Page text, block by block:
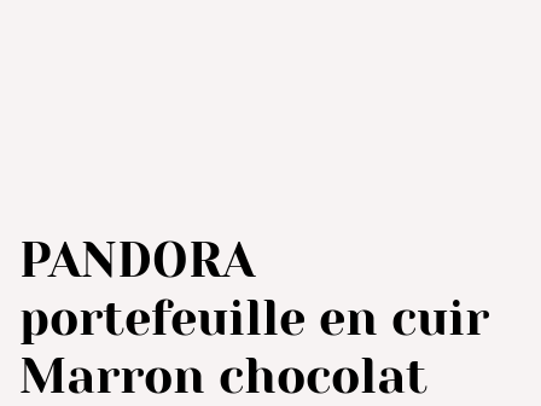
PANDORA
portefeuille en cuir
Marron chocolat